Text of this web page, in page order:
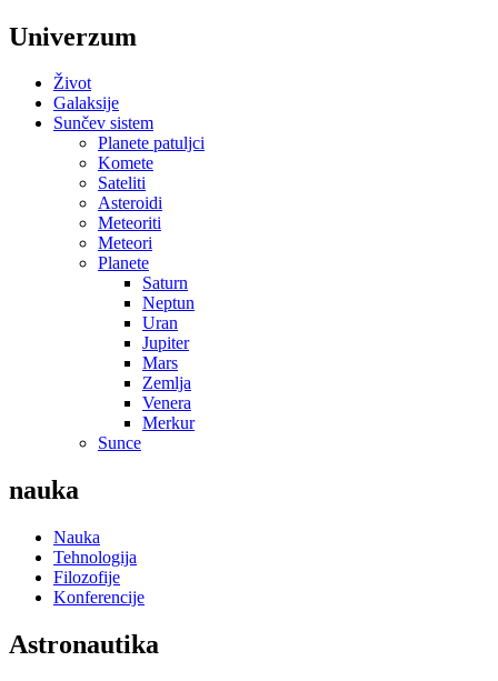
Univerzum
Život
Galaksije
Sunčev sistem
Planete patuljci
Komete
Sateliti
Asteroidi
Meteoriti
Meteori
Planete
Saturn
Neptun
Uran
Jupiter
Mars
Zemlja
Venera
Merkur
Sunce
nauka
Nauka
Tehnologija
Filozofije
Konferencije
Astronautika